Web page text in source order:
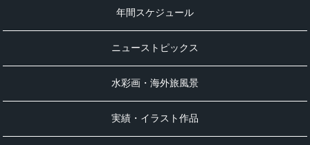
年間スケジュール
ニューストピックス
水彩画・海外旅風景
実績・イラスト作品